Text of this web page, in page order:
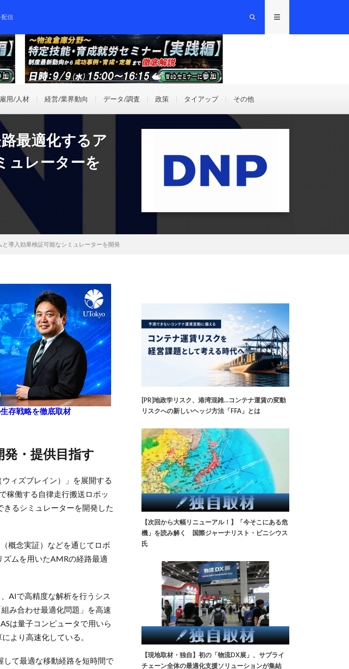
配信
雇用/人材 経営/業界動向 データ/調査 政策 タイアップ その他
最適化するア
ュレーターを
導入効果検証可能なシミュレーターを開発
存戦略を徹底取材
発・提供目指す
ィズブレイン）」を展開する
稼働する自律走行搬送ロボッ
るシミュレーターを開発した
概念実証）などを通じてロボ
ムを用いたAMRの経路最適
AIで高精度な解析を行うシス
み合わせ最適化問題」を高速
は量子コンピュータで用いら
より高速化している。
て最適な移動経路を短時間で
[PR]地政学リスク、港湾混雑…コンテナ運賃の変動
リスクへの新しいヘッジ方法「FFA」とは
【次回から大幅リニューアル！】「今そこにある危
機」を読み解く 国際ジャーナリスト・ビニシウス
氏
【現地取材・独自】初の「物流DX展」、サプライ
チェーン全体の最適化支援ソリューションが集結